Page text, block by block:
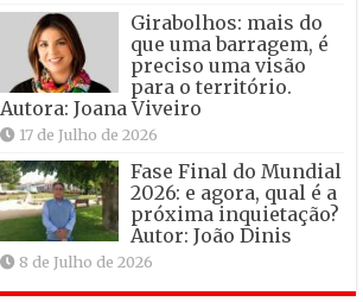
Girabolhos: mais do
que uma barragem, é
preciso uma visão
para o território.
Autora: Joana Viveiro
17 de Julho de 2026
Fase Final do Mundial
2026: e agora, qual é a
próxima inquietação?
Autor: João Dinis
8 de Julho de 2026